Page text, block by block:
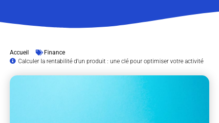
Accueil
Finance
Calculer la rentabilité d’un produit : une clé pour optimiser votre activité